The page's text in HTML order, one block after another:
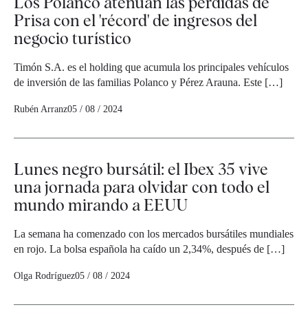
Prisa con el 'récord' de ingresos del
negocio turístico
Timón S.A. es el holding que acumula los principales vehículos
de inversión de las familias Polanco y Pérez Arauna. Este […]
Rubén Arranz05 / 08 / 2024
Lunes negro bursátil: el Ibex 35 vive
una jornada para olvidar con todo el
mundo mirando a EEUU
La semana ha comenzado con los mercados bursátiles mundiales
en rojo. La bolsa española ha caído un 2,34%, después de […]
Olga Rodríguez05 / 08 / 2024